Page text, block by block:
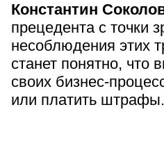
Константин
прецедента с точки
несоблюдения этих
станет понятно, что
своих бизнес-
или платить штрафы.